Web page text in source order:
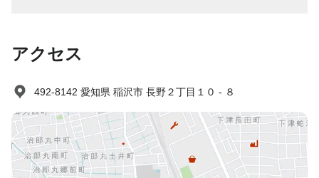
アクセス
492-8142 愛知県 稲沢市 長野２丁目１０ - ８